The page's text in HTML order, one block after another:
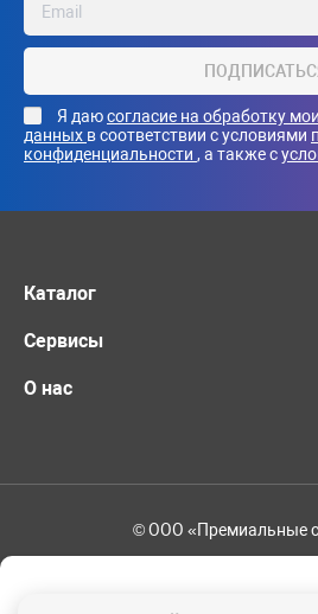
Я даюсогласие на обработку
данных в соответствии с условиями
конфиденциальности , а также с
Каталог
Сервисы
О нас
© ООО «Премиальные